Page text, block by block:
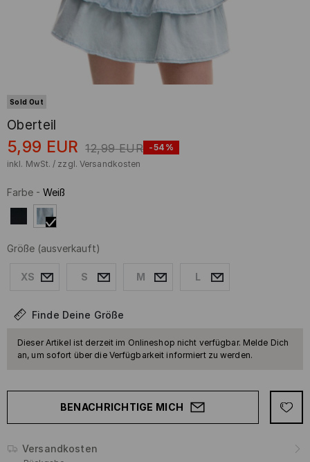
Sold Out
Oberteil
5,99 EUR 12,99 EUR -54%
inkl. MwSt. / zzgl. Versandkosten
Farbe - Weiß
Größe (ausverkauft)
XS S M L
Finde Deine Größe
Dieser Artikel ist derzeit im Onlineshop nicht verfügbar. Melde Dich
an, um sofort über die Verfügbarkeit informiert zu werden.
BENACHRICHTIGE MICH
Versandkosten